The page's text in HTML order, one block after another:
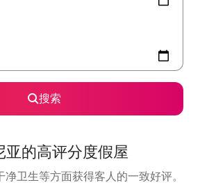
搜索
亚的高评分度假屋
卫生等方面获得客人的一致好评。